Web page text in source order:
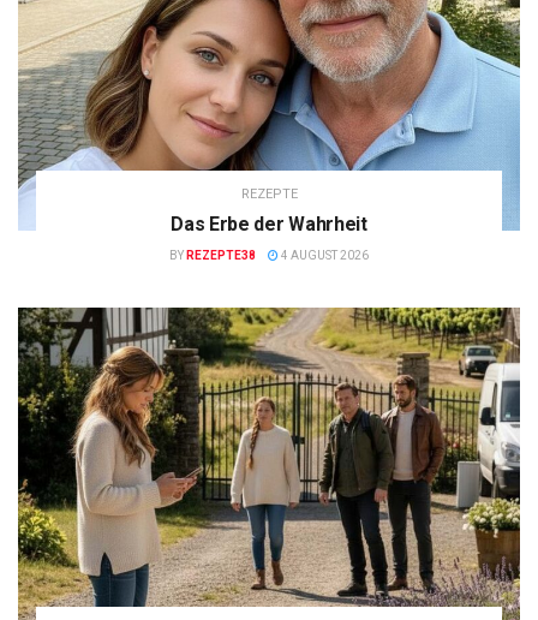
REZEPTE
Das Erbe der Wahrheit
BY REZEPTE38 4 AUGUST 2026